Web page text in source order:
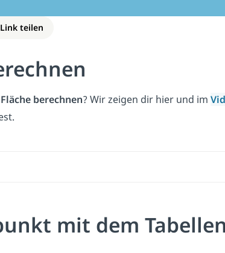
Link teilen
berechnen? Wir zeigen dir hier und im
mit dem